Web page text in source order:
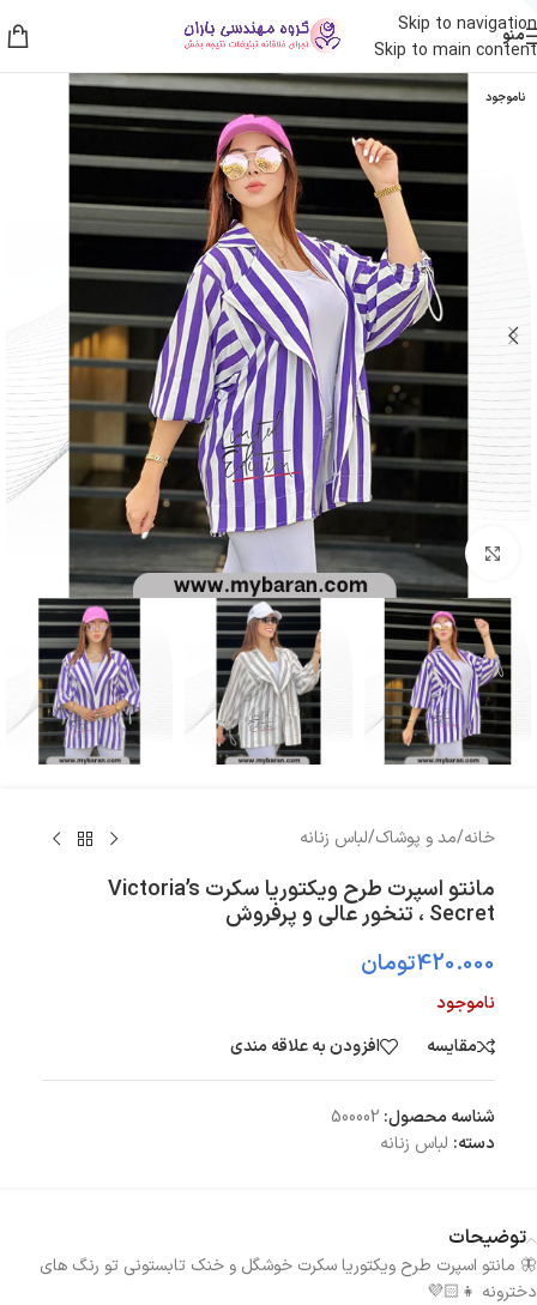
Skip to navigation
Skip to main content
منو
ناموجود
بزرگنمایی تصویر
خانه/مد و پوشاک/لباس زنانه
مانتو اسپرت طرح ويكتوريا سكرت Victoria’s
Secret ، تنخور عالی و پرفروش
420.000تومان
ناموجود
مقایسه
افزودن به علاقه مندی
شناسه محصول: 500002
دسته: لباس زنانه
توضیحات
🦋 مانتو اسپرت طرح ويكتوريا سكرت خوشگل و خنك تابستونی تو رنگ های
دخترونه 👧🏻💜